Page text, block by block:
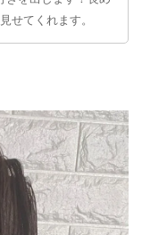
せてくれます。